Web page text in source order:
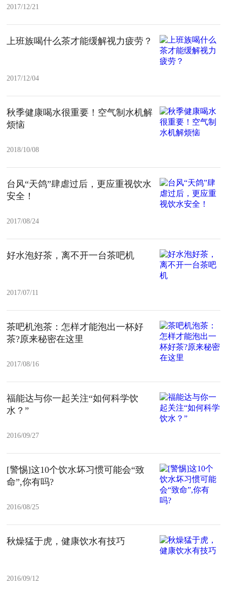
2017/12/21
上班族喝什么茶才能缓解视力疲劳？
2017/12/04
秋季健康喝水很重要！空气制水机解
烦恼
2018/10/08
台风“天鸽”肆虐过后，更应重视饮水
安全！
2017/08/24
好水泡好茶，离不开一台茶吧机
2017/07/11
茶吧机泡茶：怎样才能泡出一杯好
茶?原来秘密在这里
2017/08/16
福能达与你一起关注“如何科学饮
水？”
2016/09/27
[警惕]这10个饮水坏习惯可能会“致
命”,你有吗?
2016/08/25
秋燥猛于虎，健康饮水有技巧
2016/09/12